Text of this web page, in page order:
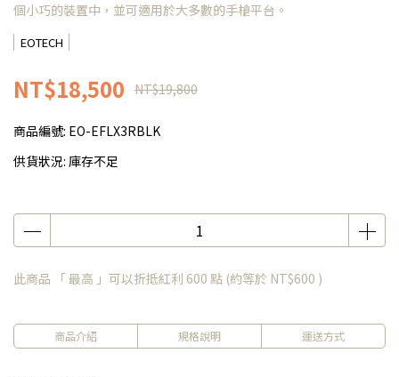
個小巧的裝置中，並可適用於大多數的手槍平台。
EOTECH
NT$18,500 NT$19,800
商品編號: EO-EFLX3RBLK
供貨狀況: 庫存不足
此商品 「 最高 」可以折抵紅利 600 點 (約等於 NT$600 )
商品介紹 規格說明 運送方式